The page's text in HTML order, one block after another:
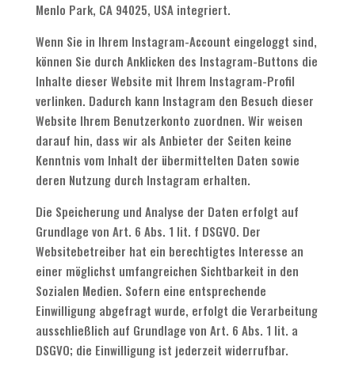
Menlo Park, CA 94025, USA integriert.
Wenn Sie in Ihrem Instagram-Account eingeloggt sind,
können Sie durch Anklicken des Instagram-Buttons die
Inhalte dieser Website mit Ihrem Instagram-Profil
verlinken. Dadurch kann Instagram den Besuch dieser
Website Ihrem Benutzerkonto zuordnen. Wir weisen
darauf hin, dass wir als Anbieter der Seiten keine
Kenntnis vom Inhalt der übermittelten Daten sowie
deren Nutzung durch Instagram erhalten.
Die Speicherung und Analyse der Daten erfolgt auf
Grundlage von Art. 6 Abs. 1 lit. f DSGVO. Der
Websitebetreiber hat ein berechtigtes Interesse an
einer möglichst umfangreichen Sichtbarkeit in den
Sozialen Medien. Sofern eine entsprechende
Einwilligung abgefragt wurde, erfolgt die Verarbeitung
ausschließlich auf Grundlage von Art. 6 Abs. 1 lit. a
DSGVO; die Einwilligung ist jederzeit widerrufbar.